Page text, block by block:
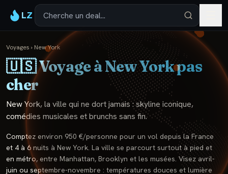
LZ
Voyages › New York
🇺🇸Voyage àNew Yorkpas
cher
New York, la ville qui ne dort jamais : skyline iconique,
comédies musicales et brunchs sans fin.
Comptez environ 950 €/personne pour un vol depuis la France
et 4 à 6 nuits à New York. La ville se parcourt surtout à pied et
en métro, entre Manhattan, Brooklyn et les musées. Visez avril-
juin ou septembre-novembre : températures douces et lumière